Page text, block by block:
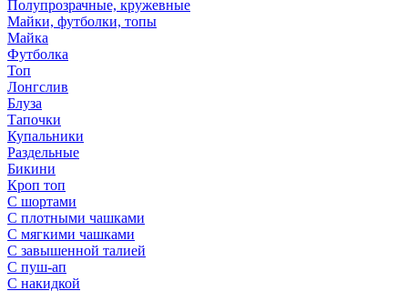
Полупрозрачные, кружевные
Майки, футболки, топы
Майка
Футболка
Топ
Лонгслив
Блуза
Тапочки
Купальники
Раздельные
Бикини
Кроп топ
С шортами
С плотными чашками
С мягкими чашками
С завышенной талией
С пуш-ап
С накидкой